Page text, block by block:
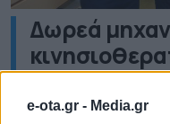
e-ota.gr - Media.gr
Δωρεά
Περιφέρεια